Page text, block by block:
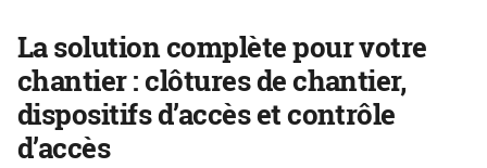
La solution complète pour votre
chantier : clôtures de chantier,
dispositifs d’accès et contrôle
d’accès